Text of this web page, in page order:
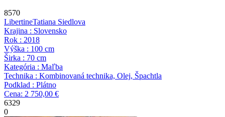
8570
LibertineTatiana Siedlova
Krajina : Slovensko
Rok : 2018
Výška : 100 cm
Širka : 70 cm
Kategória : Maľba
Technika : Kombinovaná technika, Olej, Špachtla
Podklad : Plátno
Cena: 2 750,00 €
6329
0